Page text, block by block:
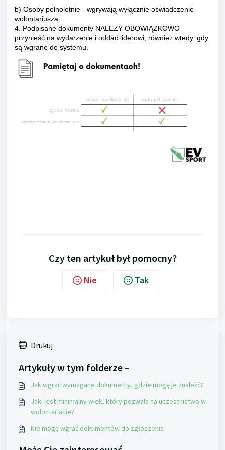
b) Osoby pełnoletnie - wgrywają wyłącznie oświadczenie
wolontariusza.
4. Podpisane dokumenty NALEŻY OBOWIĄZKOWO
przynieść na wydarzenie i oddać liderowi, również wtedy, gdy
są wgrane do systemu.
Czy ten artykuł był pomocny?
Nie Tak
Drukuj
Artykuły w tym folderze –
Jak wgrać wymagane dokumenty, gdzie mogę je znaleźć?
Jaki jest minimalny wiek, który pozwala na uczestnictwo w
wolontariacie?
Nie mogę wgrać dokumentów do zgłoszenia